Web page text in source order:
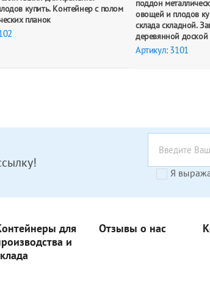
купить. Контейнер с полом
планок
поддон
овощей и плодов
склада складной.
деревянной доской
Артикул: 3101
Я
для
и
Отзывы о нас